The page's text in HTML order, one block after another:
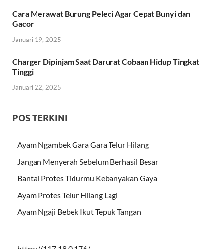
Cara Merawat Burung Peleci Agar Cepat Bunyi dan
Gacor
Januari 19, 2025
Charger Dipinjam Saat Darurat Cobaan Hidup Tingkat
Tinggi
Januari 22, 2025
POS TERKINI
Ayam Ngambek Gara Gara Telur Hilang
Jangan Menyerah Sebelum Berhasil Besar
Bantal Protes Tidurmu Kebanyakan Gaya
Ayam Protes Telur Hilang Lagi
Ayam Ngaji Bebek Ikut Tepuk Tangan